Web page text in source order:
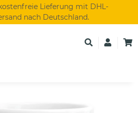
Lieferung mit DHL-
nach Deutschland.